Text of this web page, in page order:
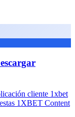
cliente 1xbet
1XBET Content